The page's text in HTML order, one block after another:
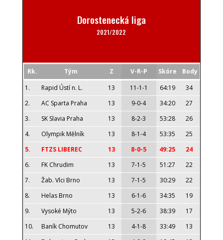
Dorostenecká liga
2021/2022
Rk. Tým Z V-R-P Skóre
Body
1.
Rapid Ústí n. L. 13 11-1-1 64:19
34
2.
AC Sparta Praha 13 9-0-4 34:20
27
3.
SK Slavia Praha 13 8-2-3 53:28
26
4.
Olympik Mělník 13 8-1-4 53:35
25
5.
FTZS LIBEREC 13 8-0-5 49:25
24
6.
FK Chrudim 13 7-1-5 51:27
22
7.
Žab. Vlci Brno 13 7-1-5 30:29
22
8.
Helas Brno 13 6-1-6 34:35
19
9.
Vysoké Mýto 13 5-2-6 38:39
17
10.
Baník Chomutov 13 4-1-8 33:49
13